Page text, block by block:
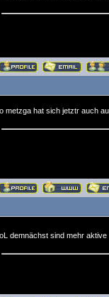
metzga hat sich jetztr auch
demnächst sind mehr